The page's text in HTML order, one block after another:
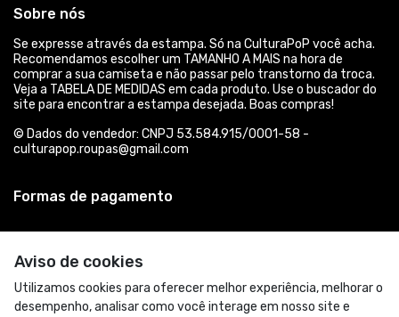
Aviso de cookies
Utilizamos cookies para oferecer melhor experiência, melhorar o
desempenho, analisar como você interage em nosso site e
Sobre nós
Se expresse através da estampa. Só na CulturaPoP você acha.
Recomendamos escolher um TAMANHO A MAIS na hora de
comprar a sua camiseta e não passar pelo transtorno da troca.
Veja a TABELA DE MEDIDAS em cada produto. Use o buscador do
site para encontrar a estampa desejada. Boas compras!
© Dados do vendedor: CNPJ 53.584.915/0001-58 -
culturapop.roupas@gmail.com
Formas de pagamento